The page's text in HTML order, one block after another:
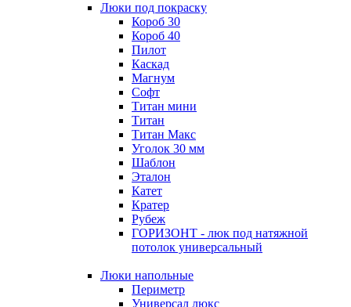
Люки под покраску
Короб 30
Короб 40
Пилот
Каскад
Магнум
Софт
Титан мини
Титан
Титан Макс
Уголок 30 мм
Шаблон
Эталон
Катет
Кратер
Рубеж
ГОРИЗОНТ - люк под натяжной
потолок универсальный
Люки напольные
Периметр
Универсал люкс